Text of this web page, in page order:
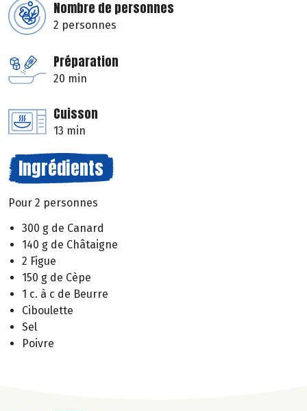
Nombre de personnes
2 personnes
Préparation
20 min
Cuisson
13 min
Ingrédients
Pour 2 personnes
300 g de Canard
140 g de Châtaigne
2 Figue
150 g de Cèpe
1 c. à c de Beurre
Ciboulette
Sel
Poivre